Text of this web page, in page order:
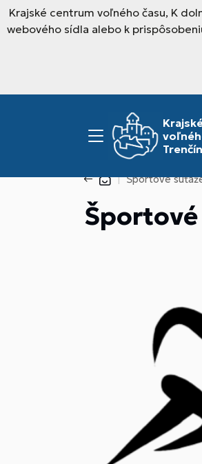
Krajské centrum voľného času, K
webového sídla alebo k
Športové